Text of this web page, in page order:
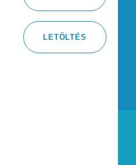
LETÖLTÉS